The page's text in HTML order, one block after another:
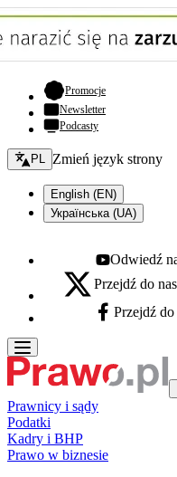
Promocje- otwiera się w
Newsletter
Podcasty
Zmień język - bieżący:
PL Zmień język strony
English (EN)
Українська (UA)
Youtube - otwiera
Odwiedź
X - otwiera się w nowej
Przejdź do
Facebook -
Przejdź
Prawnicy i sądy
Podatki
Kadry i BHP
Prawo w biznesie